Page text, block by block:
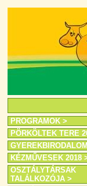
PROGRAMOK >
PÖRKÖLTEK TERE
KÉZMŰVESEK 2018
OSZTÁLYTÁRSAK
TALÁLKOZÓJA >